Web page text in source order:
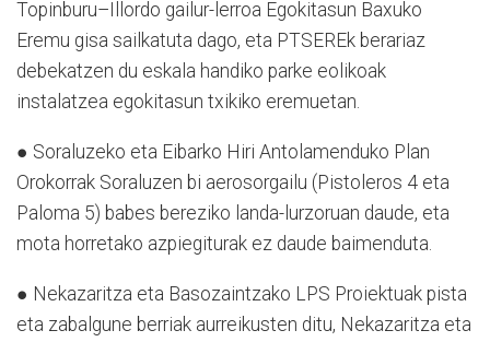
Topinburu–Illordo gailur-lerroa Egokitasun Baxuko
Eremu gisa sailkatuta dago, eta PTSEREk berariaz
debekatzen du eskala handiko parke eolikoak
instalatzea egokitasun txikiko eremuetan.
● Soraluzeko eta Eibarko Hiri Antolamenduko Plan
Orokorrak Soraluzen bi aerosorgailu (Pistoleros 4 eta
Paloma 5) babes bereziko landa-lurzoruan daude, eta
mota horretako azpiegiturak ez daude baimenduta.
● Nekazaritza eta Basozaintzako LPS Proiektuak pista
eta zabalgune berriak aurreikusten ditu, Nekazaritza eta